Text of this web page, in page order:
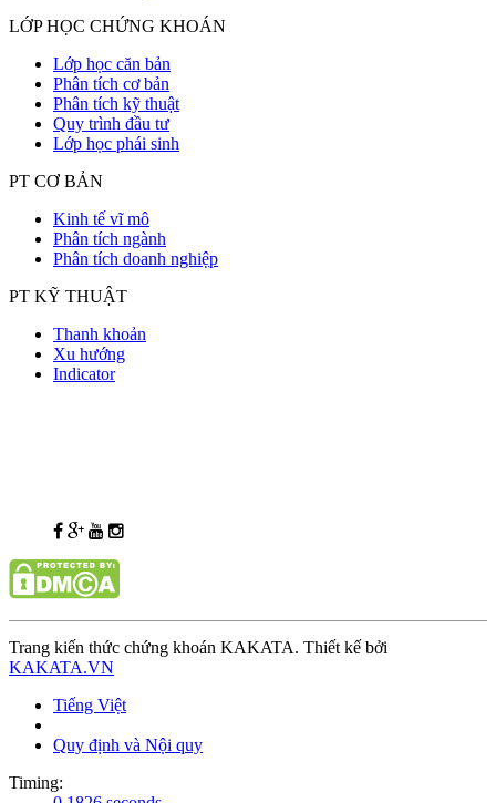
LỚP HỌC CHỨNG KHOÁN
Lớp học căn bản
Phân tích cơ bản
Phân tích kỹ thuật
Quy trình đầu tư
Lớp học phái sinh
PT CƠ BẢN
Kinh tế vĩ mô
Phân tích ngành
Phân tích doanh nghiệp
PT KỸ THUẬT
Thanh khoản
Xu hướng
Indicator
Trang kiến thức chứng khoán KAKATA. Thiết kế bởi
KAKATA.VN
Tiếng Việt
Quy định và Nội quy
Timing: